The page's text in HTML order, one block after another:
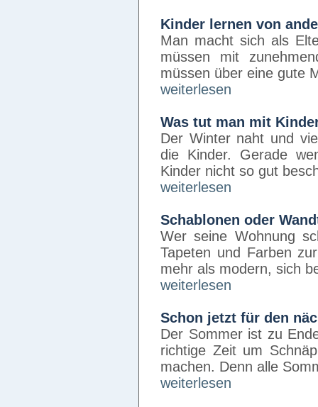
Kinder lernen von
Man macht sich als
müssen mit
müssen über eine gute
weiterlesen
Was tut man mit
Der Winter naht und
die Kinder. Gerade
Kinder nicht so gut
weiterlesen
Schablonen oder
Wer seine Wohnung
Tapeten und Farben
mehr als modern, sich
weiterlesen
Schon jetzt für den
Der Sommer ist zu
richtige Zeit um
machen. Denn alle
weiterlesen